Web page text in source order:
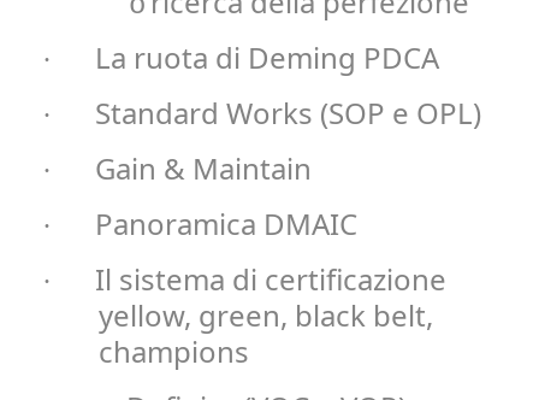
· La ruota di Deming PDCA
· Standard Works (SOP e OPL)
· Gain & Maintain
· Panoramica DMAIC
·
Il sistema di certificazione
yellow, green, black belt,
champions